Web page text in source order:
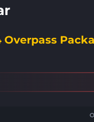
Overpass